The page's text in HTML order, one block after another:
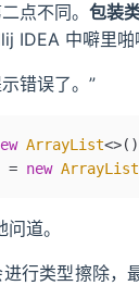
点不同。 包装
IDEA 中噼里啪
错误了。”
ArrayList<>()
= new ArrayList
道。
进行类型擦除